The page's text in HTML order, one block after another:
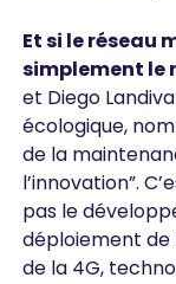
Et si le réseau
simplement le
et Diego
écologique,
de la
l’innovation”.
pas le
déploiement de
de la 4G,